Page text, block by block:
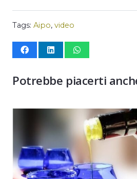
Tags: Aipo, video
Potrebbe piacerti